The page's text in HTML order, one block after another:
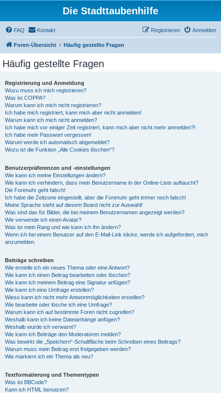
Die Stadttaubenhilfe
FAQ Kontakt Anmelden
Registrieren
Foren-Übersicht Häufig gestellte Fragen
Häufig gestellte Fragen
Registrierung und Anmeldung
Wozu muss ich mich registrieren?
Was ist COPPA?
Warum kann ich mich nicht registrieren?
Ich habe mich registriert, kann mich aber nicht anmelden!
Warum kann ich mich nicht anmelden?
Ich habe mich vor einiger Zeit registriert, kann mich aber nicht mehr anmelden?!
Ich habe mein Passwort vergessen!
Warum werde ich automatisch abgemeldet?
Wozu ist die Funktion „Alle Cookies löschen“?
Benutzerpräferenzen und -einstellungen
Wie kann ich meine Einstellungen ändern?
Wie kann ich verhindern, dass mein Benutzername in der Online-Liste auftaucht?
Die Forenuhr geht falsch!
Ich habe die Zeitzone eingestellt, aber die Forenuhr geht immer noch falsch!
Meine Sprache steht auf diesem Board nicht zur Auswahl!
Was sind das für Bilder, die bei meinem Benutzernamen angezeigt werden?
Wie verwende ich einen Avatar?
Was ist mein Rang und wie kann ich ihn ändern?
Wenn ich bei einem Benutzer auf den E-Mail-Link klicke, werde ich aufgefordert, mich
anzumelden.
Beiträge schreiben
Wie erstelle ich ein neues Thema oder eine Antwort?
Wie kann ich einen Beitrag bearbeiten oder löschen?
Wie kann ich meinem Beitrag eine Signatur anfügen?
Wie kann ich eine Umfrage erstellen?
Wieso kann ich nicht mehr Antwortmöglichkeiten erstellen?
Wie bearbeite oder lösche ich eine Umfrage?
Warum kann ich auf bestimmte Foren nicht zugreifen?
Weshalb kann ich keine Dateianhänge anfügen?
Weshalb wurde ich verwarnt?
Wie kann ich Beiträge den Moderatoren melden?
Was bewirkt die „Speichern“-Schaltfläche beim Schreiben eines Beitrags?
Warum muss mein Beitrag erst freigegeben werden?
Wie markiere ich ein Thema als neu?
Textformatierung und Thementypen
Was ist BBCode?
Kann ich HTML benutzen?